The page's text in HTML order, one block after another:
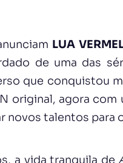
LUA
de uma das
que conquistou
original, agora com
novos talentos para
a vida tranquila de